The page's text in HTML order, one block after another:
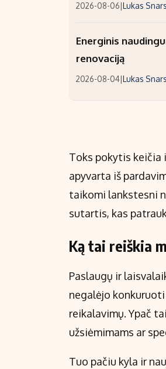
2026-08-06|Lukas
Energinis
renovaciją
2026-08-04|Lukas
Toks pokytis keičia
apyvarta iš
taikomi lankstesni
sutartis, kas
Ką tai reiškia
Paslaugų ir
negalėjo
reikalavimų. Ypač
užsiėmimams ar
Tuo pačiu kyla ir